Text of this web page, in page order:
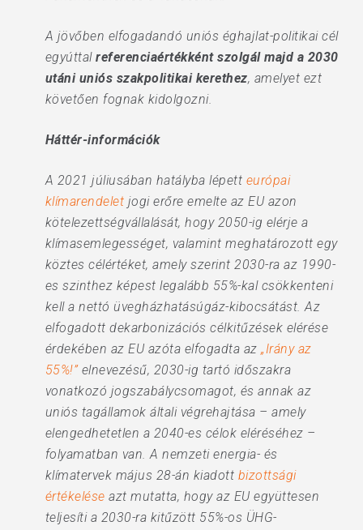
A jövőben elfogadandó uniós éghajlat-politikai cél
egyúttalreferenciaértékként szolgál majd a 2030
utáni uniós szakpolitikai kerethez, amelyet ezt
követően fognak kidolgozni.
Háttér-információk
A 2021 júliusában hatályba lépett európai
klímarendelet jogi erőre emelte az EU azon
kötelezettségvállalását, hogy 2050-ig elérje a
klímasemlegességet, valamint meghatározott egy
köztes célértéket, amely szerint 2030-ra az 1990-
es szinthez képest legalább 55%-kal csökkenteni
kell a nettó üvegházhatásúgáz-kibocsátást. Az
elfogadott dekarbonizációs célkitűzések elérése
érdekében az EU azóta elfogadta az„Irány az
55%!”elnevezésű, 2030-ig tartó időszakra
vonatkozó jogszabálycsomagot, és annak az
uniós tagállamok általi végrehajtása – amely
elengedhetetlen a 2040-es célok eléréséhez –
folyamatban van. A nemzeti energia- és
klímatervek május 28-án kiadott bizottsági
értékelése azt mutatta, hogy az EU együttesen
teljesíti a 2030-ra kitűzött 55%-os ÜHG-